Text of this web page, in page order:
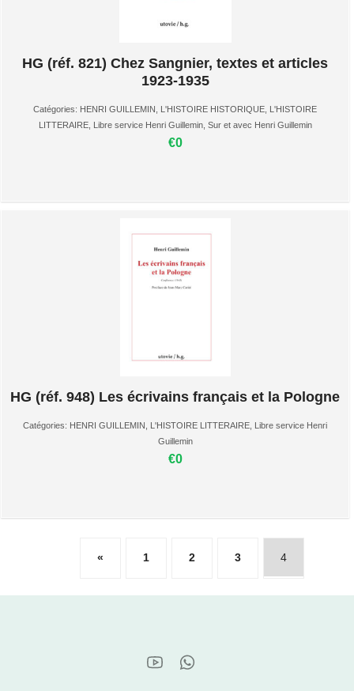
HG (réf. 821) Chez Sangnier, textes et articles
1923-1935
Catégories: HENRI GUILLEMIN L'HISTOIRE HISTORIQUE L'HISTOIRE
LITTERAIRE, Libre service Henri Guillemin, Sur et avec Henri Guillemin
€0
HG (réf. 948) Les écrivains français et la Pologne
Catégories: HENRI GUILLEMIN L'HISTOIRE LITTERAIRE Libre service Henri
Guillemin
€0
« 1 2 3 4